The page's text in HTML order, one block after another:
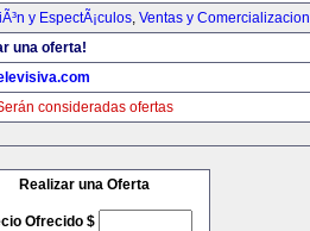
y EspectÃ¡culos, Ventas y Comercializacion
una oferta!
consideradas ofertas
Realizar una Oferta
Ofrecido $